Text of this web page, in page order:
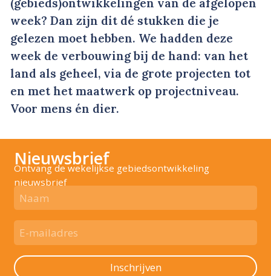
(gebieds)ontwikkelingen van de afgelopen
week? Dan zijn dit dé stukken die je
gelezen moet hebben. We hadden deze
week de verbouwing bij de hand: van het
land als geheel, via de grote projecten tot
en met het maatwerk op projectniveau.
Voor mens én dier.
Nieuwsbrief
Ontvang de wekelijkse gebiedsontwikkeling
nieuwsbrief
Inschrijven